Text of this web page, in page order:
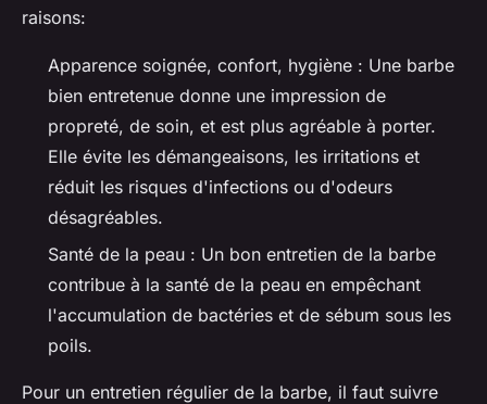
raisons:
Apparence soignée, confort, hygiène : Une barbe
bien entretenue donne une impression de
propreté, de soin, et est plus agréable à porter.
Elle évite les démangeaisons, les irritations et
réduit les risques d'infections ou d'odeurs
désagréables.
Santé de la peau : Un bon entretien de la barbe
contribue à la santé de la peau en empêchant
l'accumulation de bactéries et de sébum sous les
poils.
Pour un entretien régulier de la barbe, il faut suivre